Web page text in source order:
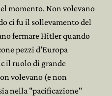
momento. Non volevano
ci fu il sollevamento del
fermare Hitler quando
pezzi d'Europa
il ruolo di grande
volevano (e non
nella "pacificazione"